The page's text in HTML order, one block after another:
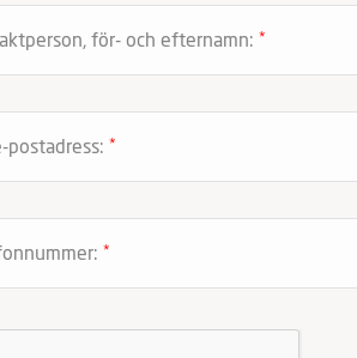
för- och efternamn: *
postadress: *
*